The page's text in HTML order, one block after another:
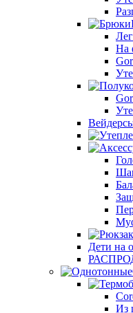
На
Дети на
Из